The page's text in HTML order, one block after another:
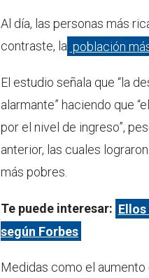
Al día, las personas más
contraste, la población
El estudio señala que “la
alarmante” haciendo que
por el nivel de ingreso”,
anterior, las cuales
más pobres.
Te puede interesar:
según Forbes
Medidas como el